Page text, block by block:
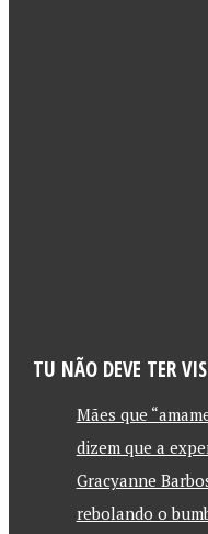
TU NÃO DEVE TER
Mães que
dizem que a
Gracyanne
rebolando o